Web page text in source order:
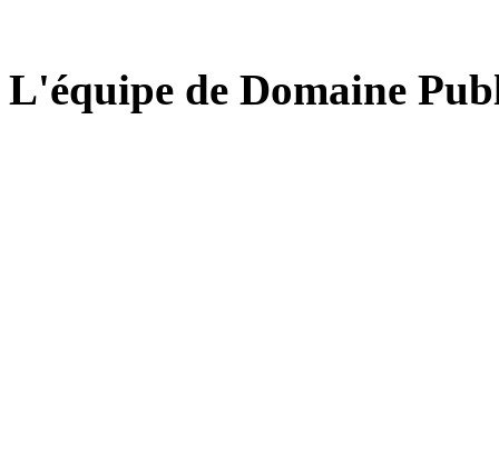
L'équipe de Domaine